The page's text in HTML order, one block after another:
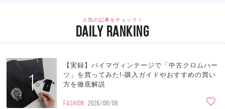
人気の記事をチェック！
DAILY RANKING
1
【実録】バイマヴィンテージで「中古クロムハー
ツ」を買ってみた!-購入ガイドやおすすめの買い
方を徹底解説
FASHION 2026/08/08